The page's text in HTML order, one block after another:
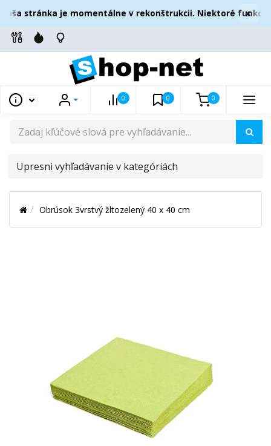
stránka je momentálne v rekonštrukcii. Niektoré funkcie
×
0 0 0
UPRESNI
V
KATEGÓRIÁCH
Obrúsok 3vrstvý žltozelený 40 x 40 cm